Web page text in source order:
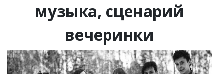
музыка, сценарий
вечеринки